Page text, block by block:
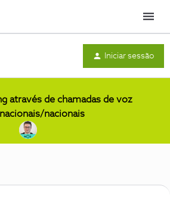
Menu
Iniciar sessão
através de chamadas de voz
nacionais